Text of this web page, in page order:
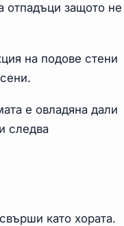
отпадъци защото не
на подове стени
е овладяна дали
следва
като хората.